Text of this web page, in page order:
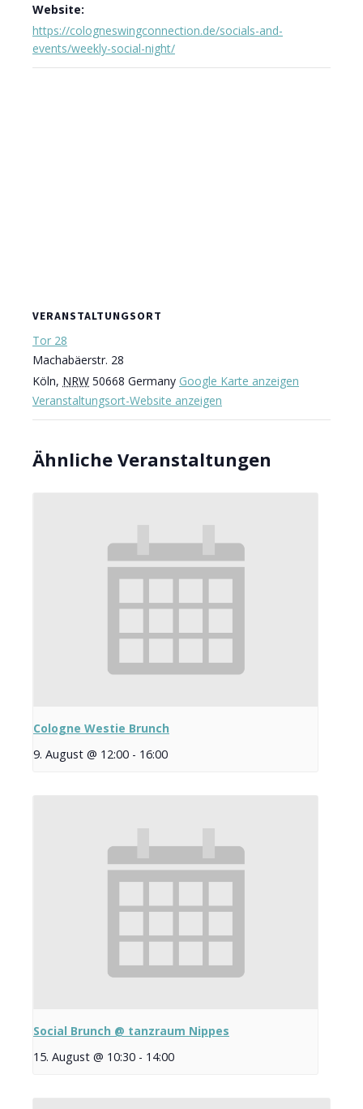
Website:
https://cologneswingconnection.de/socials-and-
events/weekly-social-night/
VERANSTALTUNGSORT
Tor 28
Machabäerstr. 28
Köln, NRW 50668 Germany Google Karte anzeigen
Veranstaltungsort-Website anzeigen
Ähnliche Veranstaltungen
Cologne Westie Brunch
9. August @ 12:00 - 16:00
Social Brunch @ tanzraum Nippes
15. August @ 10:30 - 14:00